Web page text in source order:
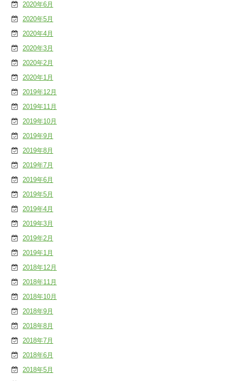
2020年6月
2020年5月
2020年4月
2020年3月
2020年2月
2020年1月
2019年12月
2019年11月
2019年10月
2019年9月
2019年8月
2019年7月
2019年6月
2019年5月
2019年4月
2019年3月
2019年2月
2019年1月
2018年12月
2018年11月
2018年10月
2018年9月
2018年8月
2018年7月
2018年6月
2018年5月